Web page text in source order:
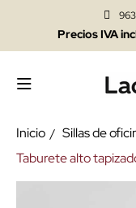
Precios IVA
Inicio Sillas de
Taburete alto